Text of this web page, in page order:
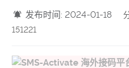
发布时间: 2024-01-18
151221